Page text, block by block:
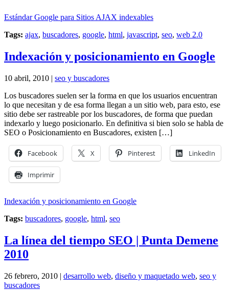
Estándar Google para Sitios AJAX indexables
Tags: ajax, buscadores, google, html, javascript, seo, web 2.0
Indexación y posicionamiento en Google
10 abril, 2010 | seo y buscadores
Los buscadores suelen ser la forma en que los usuarios encuentran
lo que necesitan y de esa forma llegan a un sitio web, para esto, ese
sitio debe ser rastreable por los buscadores, de forma que puedan
indexarlo y luego posicionarlo. En definitiva si bien solo se habla de
SEO o Posicionamiento en Buscadores, existen […]
Facebook X Pinterest LinkedIn
Imprimir
Indexación y posicionamiento en Google
Tags: buscadores, google, html, seo
La línea del tiempo SEO | Punta Demene
2010
26 febrero, 2010 | desarrollo web, diseño y maquetado web, seo y
buscadores